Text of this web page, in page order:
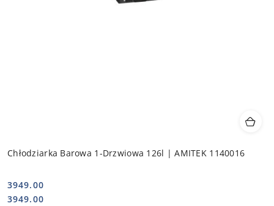
Chłodziarka Barowa 1-Drzwiowa 126l | AMITEK 1140016
Cena:
3949.00
Cena:
3949.00